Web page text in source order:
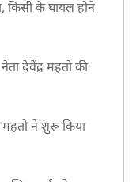
किसी के घायल होने
देवेंद्र महतो की
महतो ने शुरू किया